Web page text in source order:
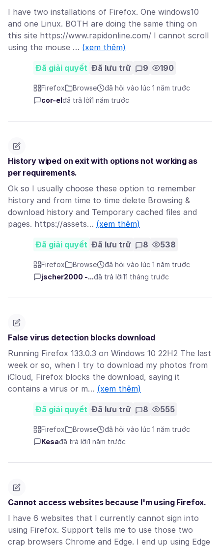
I have two installations of Firefox. One windows10
and one Linux. BOTH are doing the same thing on
this site https://www.rapidonline.com/ I cannot scroll
using the mouse … (xem thêm)
Đã giải quyết Đã lưu trữ 9 190
Firefox Browse
đã hỏi vào lúc 1 năm trước
cor-el đã trả lời1 năm trước
History wiped on exit with options not working as
per requirements.
Ok so I usually choose these option to remember
history and from time to time delete Browsing &
download history and Temporary cached files and
pages. https://assets… (xem thêm)
Đã giải quyết Đã lưu trữ 8 538
Firefox Browse
đã hỏi vào lúc 1 năm trước
jscher2000 -...đã trả lời11 tháng trước
False virus detection blocks download
Running Firefox 133.0.3 on Windows 10 22H2 The last
week or so, when I try to download my photos from
iCloud, Firefox blocks the download, saying it
contains a virus or m… (xem thêm)
Đã giải quyết Đã lưu trữ 8 555
Firefox Browse
đã hỏi vào lúc 1 năm trước
Kesađã trả lời1 năm trước
Cannot access websites because I'm using Firefox.
I have 6 websites that I currently cannot sign into
using Firefox. Support tells me to use those two
crap browsers Chrome and Edge. I end up using Edge